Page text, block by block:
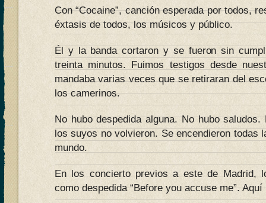
Con “Cocaine”, canción esperada por todos,
éxtasis de todos, los músicos y público.
Él y la banda cortaron y se fueron sin
treinta minutos. Fuimos testigos desde
mandaba varias veces que se retiraran del
los camerinos.
No hubo despedida alguna. No hubo
los suyos no volvieron. Se encendieron todas
mundo.
En los concierto previos a este de Madrid,
como despedida “Before you accuse me”. Aquí